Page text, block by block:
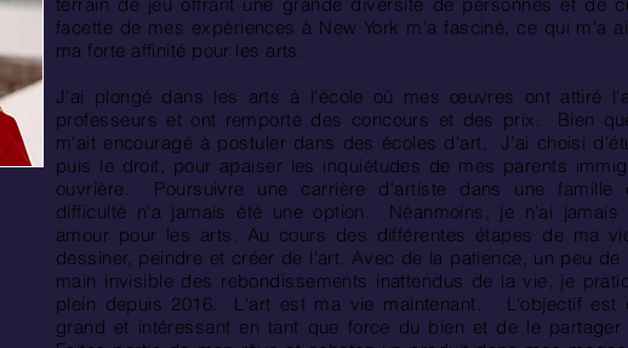
facette de mes expériences à New York m'a fasciné, ce qui m'a
ma forte affinité pour les arts.
J'ai plongé dans les arts à l'école où mes œuvres ont attiré
professeurs et ont remporté des concours et des prix.
Bien
m'ait encouragé à postuler dans des écoles d'art,
J'ai choisi
puis le droit, pour apaiser les inquiétudes de mes parents
ouvrière.
Poursuivre une carrière d'artiste dans une famille
difficulté n'a jamais été une option.
Néanmoins, je n'ai jamais
amour pour les arts. Au cours des différentes étapes de ma
dessiner, peindre et créer de l'art. Avec de la patience, un peu de
main invisible des rebondissements inattendus de la vie, je
plein depuis 2016.
L'art est ma vie maintenant.
L'objectif est
grand et intéressant en tant que force du bien et de le partager